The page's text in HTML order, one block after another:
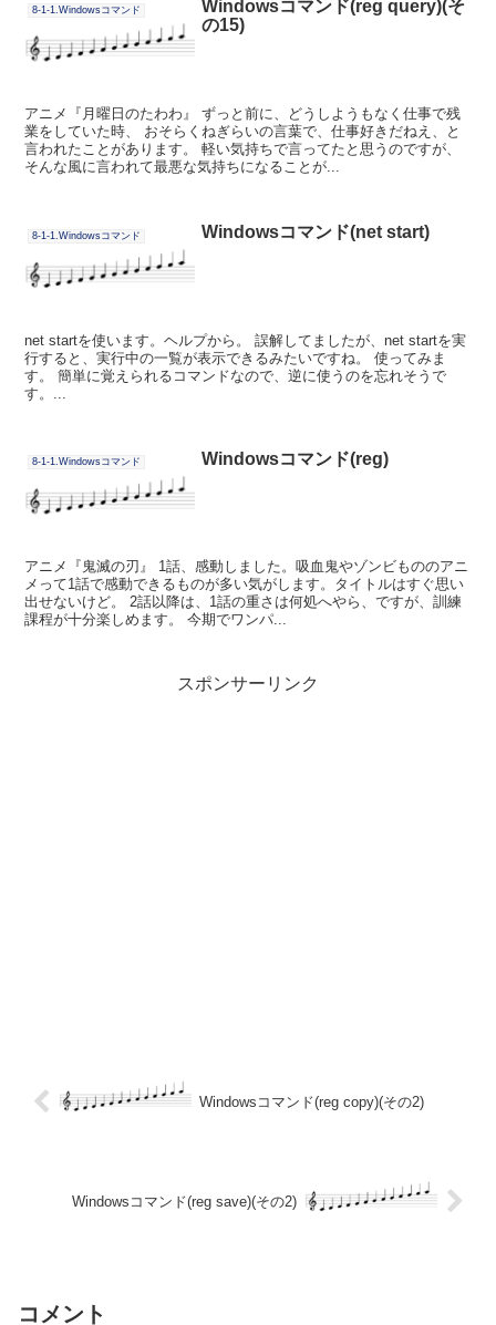
8-1-1.Windowsコマンド
Windowsコマンド(reg query)(そ
の15)
アニメ『月曜日のたわわ』 ずっと前に、どうしようもなく仕事で残
業をしていた時、 おそらくねぎらいの言葉で、仕事好きだねえ、と
言われたことがあります。 軽い気持ちで言ってたと思うのですが、
そんな風に言われて最悪な気持ちになることが...
8-1-1.Windowsコマンド Windowsコマンド(net start)
net startを使います。ヘルプから。 誤解してましたが、net startを実
行すると、実行中の一覧が表示できるみたいですね。 使ってみま
す。 簡単に覚えられるコマンドなので、逆に使うのを忘れそうで
す。...
8-1-1.Windowsコマンド Windowsコマンド(reg)
アニメ『鬼滅の刃』 1話、感動しました。吸血鬼やゾンビもののアニ
メって1話で感動できるものが多い気がします。タイトルはすぐ思い
出せないけど。 2話以降は、1話の重さは何処へやら、ですが、訓練
課程が十分楽しめます。 今期でワンパ...
スポンサーリンク
Windowsコマンド(reg copy)(その2)
Windowsコマンド(reg save)(その2)
コメント